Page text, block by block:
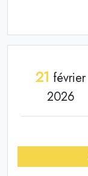
21 février
2026